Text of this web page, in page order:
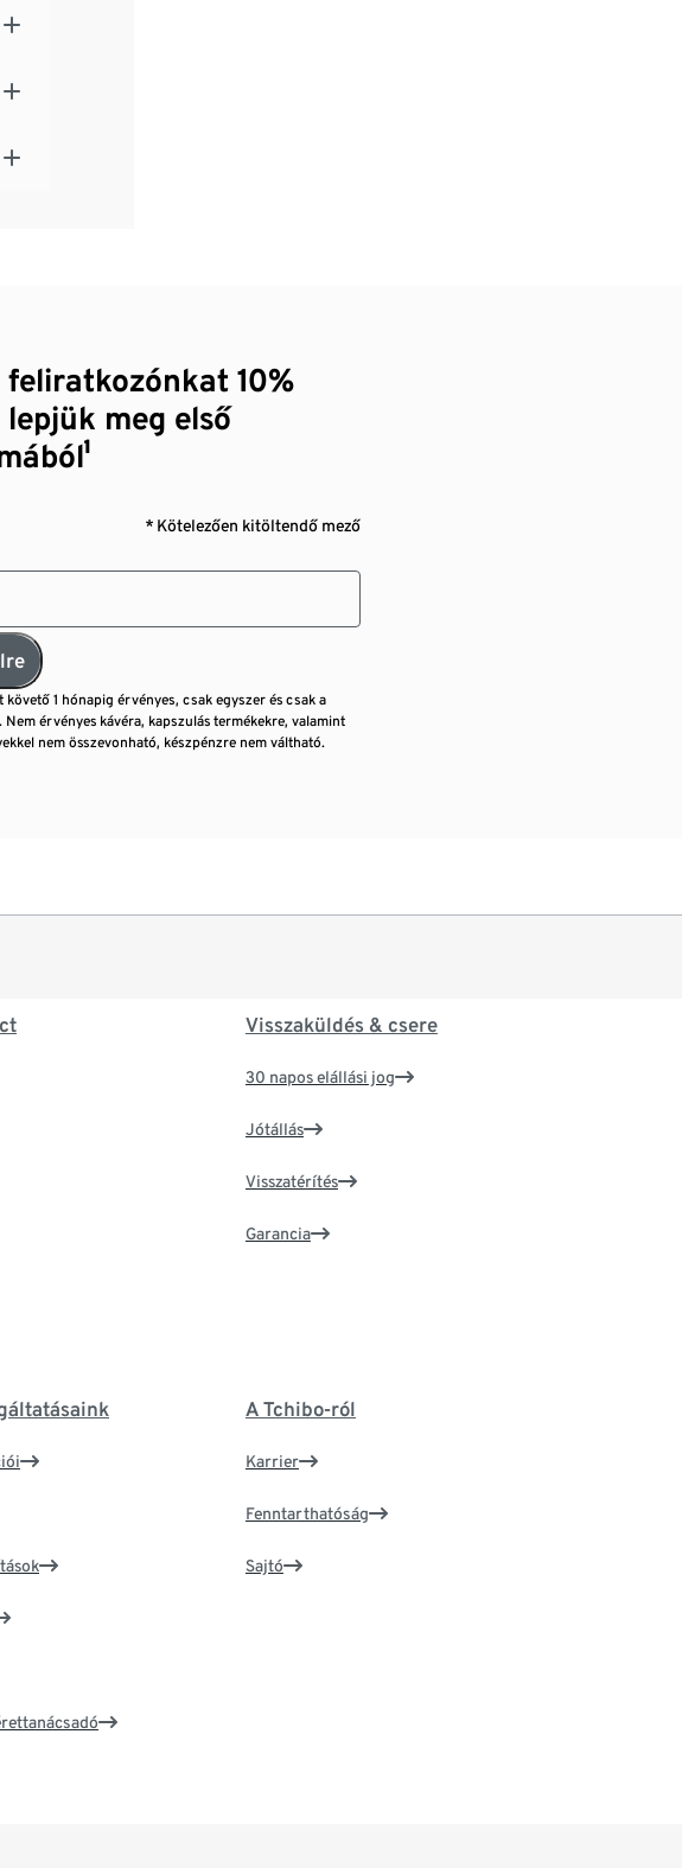
10%
meg első
* Kötelezően kitöltendő mező
1 hónapig érvényes, csak egyszer és csak a
érvényes kávéra, kapszulás termékekre, valamint
nem összevonható, készpénzre nem váltható.
Visszaküldés & csere
30 napos elállási jog
Jótállás
Visszatérítés
Garancia
A Tchibo-ról
Karrier
Fenntarthatóság
Sajtó